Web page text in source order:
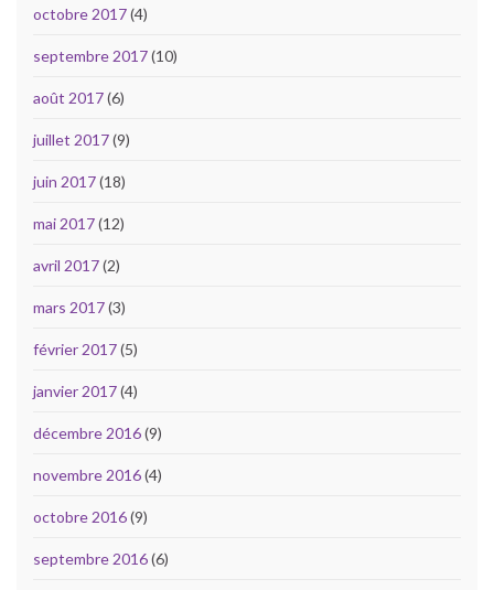
octobre 2017(4)
septembre 2017(10)
août 2017(6)
juillet 2017(9)
juin 2017(18)
mai 2017(12)
avril 2017(2)
mars 2017(3)
février 2017(5)
janvier 2017(4)
décembre 2016(9)
novembre 2016(4)
octobre 2016(9)
septembre 2016(6)